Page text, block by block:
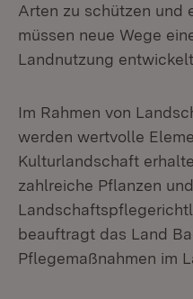
Arten zu schützen und
müssen neue Wege
Landnutzung
Im Rahmen von
werden wertvolle
Kulturlandschaft
zahlreiche Pflanzen
beauftragt das Land
Pflegemaßnahmen im